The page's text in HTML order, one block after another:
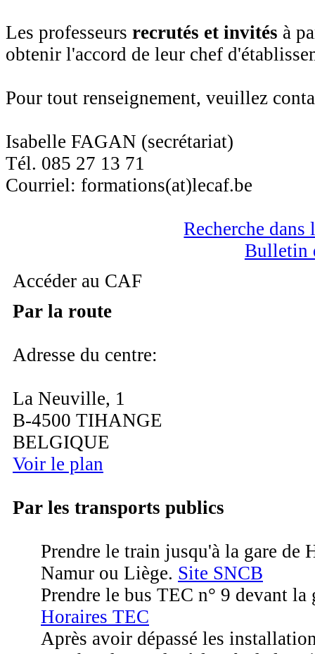
Les professeurs recrutés et invités à
obtenir l'accord de leur chef
Pour tout renseignement, veuillez
Isabelle FAGAN (secrétariat)
Tél. 085 27 13 71
Courriel: formations(at)lecaf.be
Recherche
Bulletin
Accéder au CAF
Par la route
Adresse du centre:
La Neuville, 1
B-4500 TIHANGE
BELGIQUE
Voir le plan
Par les transports publics
Prendre le train jusqu'à la gare de
Namur ou Liège. Site SNCB
Prendre le bus TEC n° 9 devant
Horaires TEC
Après avoir dépassé les